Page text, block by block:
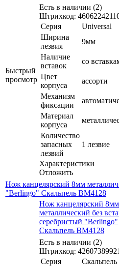
Быстрый
просмотр
Есть в наличии (2)
Штрихкод:
Серия
Universal
Ширина
лезвия
9мм
Наличие
вставок
со
Цвет
корпуса
ассорти
Механизм
фиксации
Материал
корпуса
Количество
запасных
лезвий
1 лезвие
Характеристики
Отложить
Нож канцелярский 8мм
"Berlingo" Скальпель BM4128
Нож канцелярский 8мм
металлический без
серебристый "Berlingo"
Скальпель BM4128
Есть в наличии (2)
Штрихкод:
Серия
Скальпель